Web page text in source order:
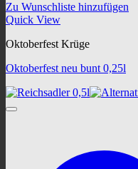
Zu Wunschliste hinzufügen
Quick View
Oktoberfest Krüge
Oktoberfest neu bunt 0,25l